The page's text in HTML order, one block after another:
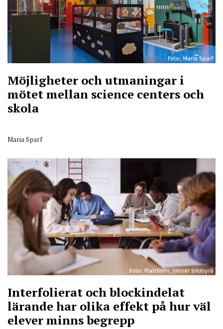
Möjligheter och utmaningar i
mötet mellan science centers och
skola
Maria Sparf
Interfolierat och blockindelat
lärande har olika effekt på hur väl
elever minns begrepp